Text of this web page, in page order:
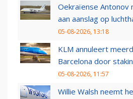
Oekraïense Antonov
aan aanslag op
05-08-2026, 13:18
KLM annuleert
Barcelona door
05-08-2026, 11:57
Willie Walsh neemt